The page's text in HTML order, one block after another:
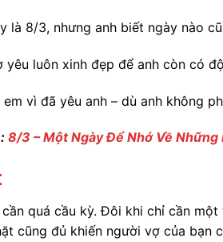
là 8/3, nhưng anh biết ngày nào
yêu luôn xinh đẹp để anh còn có
em vì đã yêu anh – dù anh không
8/3 – Một Ngày Để Nhớ Về Những
quá cầu kỳ. Đôi khi chỉ cần
cũng đủ khiến người vợ của bạn